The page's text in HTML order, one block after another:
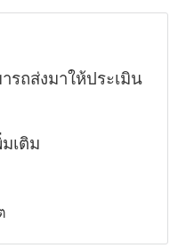
รถส่งมาให้ประเมิน
เติม